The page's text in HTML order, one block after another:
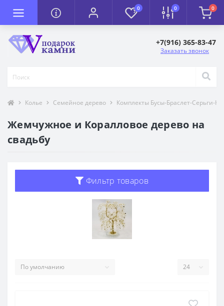
0 0 0
+7(916) 365-83-47
Заказать звонок
Колье Семейное дерево Комплекты Бусы-Браслет-Серьги-
Жемчужное и Коралловое дерево на
свадьбу
Фильтр товаров